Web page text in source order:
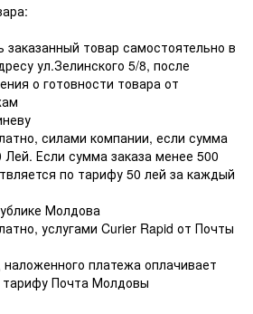
товар самостоятельно в
ул.Зелинского 5/8, после
о готовности товара от
силами компании, если сумма
Если сумма заказа менее 500
по тарифу 50 лей за каждый
Молдова
услугами Curier Rapid от Почты
платежа оплачивает
тарифу Почта Молдовы